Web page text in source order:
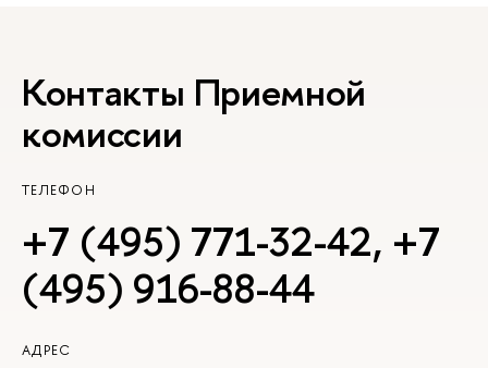
Контакты Приемной
комиссии
ТЕЛЕФОН
+7 (495) 771-32-42, +7
(495) 916-88-44
АДРЕС